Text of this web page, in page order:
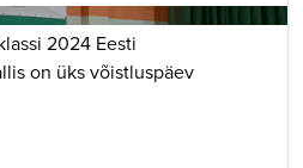
2024 Eesti
on üks võistluspäev